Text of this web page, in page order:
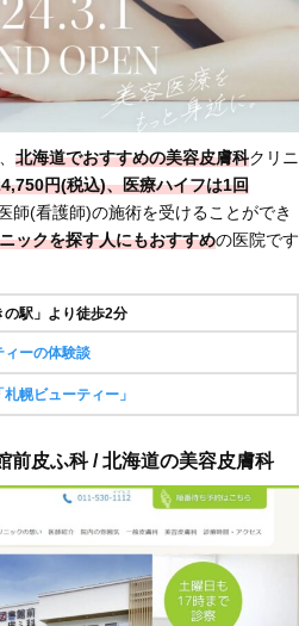
北海道でおすすめの美容皮膚科クリニ
円(税込)、医療ハイフは1回
師(看護師)の施術を受けることができ
ックを探す人にもおすすめの医院です
の駅」より徒歩2分
ィーの体験談
幌ビューティー」
前皮ふ科 / 北海道の美容皮膚科